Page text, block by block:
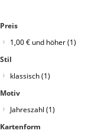
Preis
1,00 € und höher(1)
Stil
klassisch(1)
Motiv
Jahreszahl (1)
Kartenform